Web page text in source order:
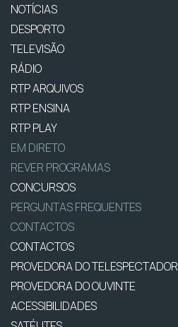
NOTÍCIAS
DESPORTO
TELEVISÃO
RÁDIO
RTP ARQUIVOS
RTP ENSINA
RTP PLAY
EM DIRETO
REVER PROGRAMAS
CONCURSOS
PERGUNTAS FREQUENTES
CONTACTOS
CONTACTOS
PROVEDORA DO TELESPECTADOR
PROVEDORA DO OUVINTE
ACESSIBILIDADES